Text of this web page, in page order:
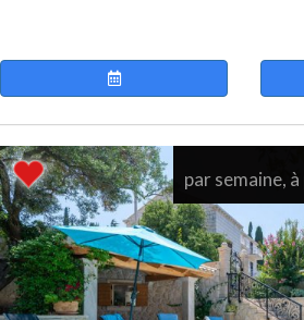
par semaine,